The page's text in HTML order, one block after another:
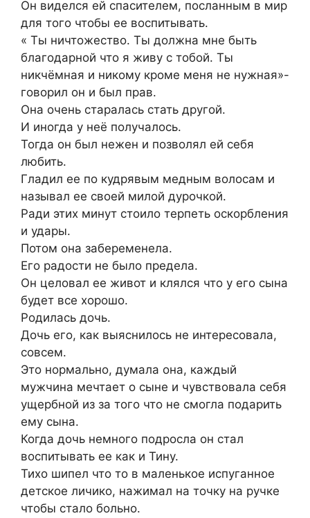
Он виделся ей спасителем, посланным в мир
для того чтобы ее воспитывать.
« Ты ничтожество. Ты должна мне быть
благодарной что я живу с тобой. Ты
никчёмная и никому кроме меня не нужная»-
говорил он и был прав.
Она очень старалась стать другой.
И иногда у неё получалось.
Тогда он был нежен и позволял ей себя
любить.
Гладил ее по кудрявым медным волосам и
называл ее своей милой дурочкой.
Ради этих минут стоило терпеть оскорбления
и удары.
Потом она забеременела.
Его радости не было предела.
Он целовал ее живот и клялся что у его сына
будет все хорошо.
Родилась дочь.
Дочь его, как выяснилось не интересовала,
совсем.
Это нормально, думала она, каждый
мужчина мечтает о сыне и чувствовала себя
ущербной из за того что не смогла подарить
ему сына.
Когда дочь немного подросла он стал
воспитывать ее как и Тину.
Тихо шипел что то в маленькое испуганное
детское личико, нажимал на точку на ручке
чтобы стало больно.